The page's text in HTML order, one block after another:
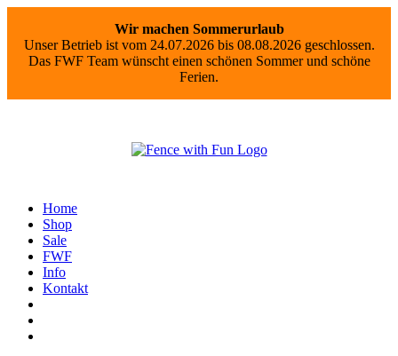
Wir machen Sommerurlaub
Unser Betrieb ist vom 24.07.2026 bis 08.08.2026 geschlossen.
Das FWF Team wünscht einen schönen Sommer und schöne
Ferien.
Home
Shop
Sale
FWF
Info
Kontakt